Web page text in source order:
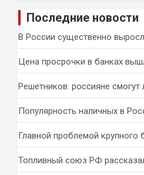
и
Последние новости
В России существенно
Цена просрочки в банках
Решетников: россияне
Популярность наличных в
Главной проблемой крупного
Топливный союз РФ